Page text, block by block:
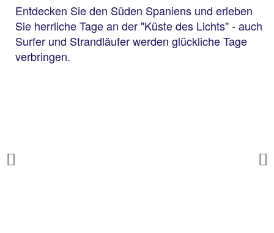
Entdecken Sie den Süden Spaniens und erleben
Sie herrliche Tage an der "Küste des Lichts" - auch
Surfer und Strandläufer werden glückliche Tage
verbringen.
Previous